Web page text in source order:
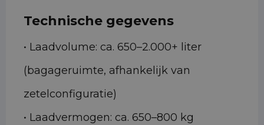
Technische gegevens
• Laadvolume: ca. 650–2.000+ liter
(bagageruimte, afhankelijk van
zetelconfiguratie)
• Laadvermogen: ca. 650–800 kg